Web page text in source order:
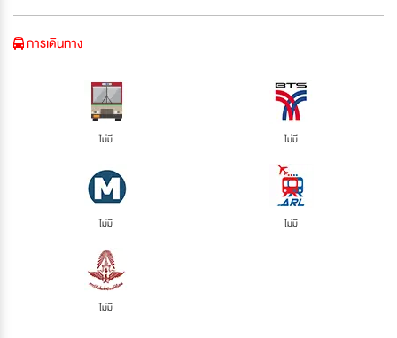
การเดินทาง
ไม่มี ไม่มี
ไม่มี ไม่มี
ไม่มี